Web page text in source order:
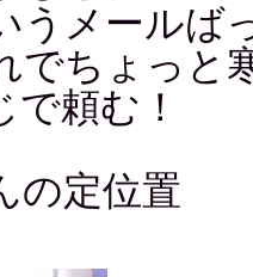
うメールば
でちょっと
で頼む！
の定位置